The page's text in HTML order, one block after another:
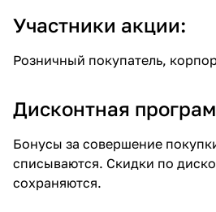
Участники акции:
Розничный покупатель,
Дисконтная
Бонусы за совершение
списываются. Скидки по
сохраняются.